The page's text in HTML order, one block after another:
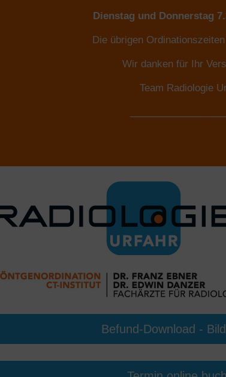
Dienstag und Donnerstag
Die übrigen
Wir danken für Ihr
Team Radiologie
Befund-Download -